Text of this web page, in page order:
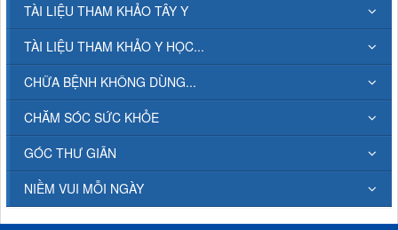
TÀI LIỆU THAM KHẢO TÂY Y
TÀI LIỆU THAM KHẢO Y HỌC...
CHỮA BỆNH KHÔNG DÙNG...
CHĂM SÓC SỨC KHỎE
GÓC THƯ GIÃN
NIỀM VUI MỖI NGÀY